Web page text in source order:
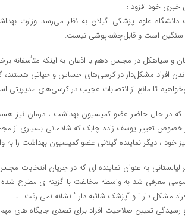
خبری خود افزود :
علوم پزشکی گیلان به نظر می‌رسد وزارت
سنگین است و قابل‌چشم‌پوشی نیست.
و سیاهکل در مجلس دهم با اذعان به اینکه متأسفانه
افراد مشکل‌دار در کرسی‌های حساس و حیاتی هستند،
تا مانع از انتصابات عجیب در کرسی‌های مدیریتی
که در حال حاضر عضو کمیسیون بهداشت ، درمان نیز
خصوص تغییر یوسف زاده چابک که شادمانی بسیاری از
خود ، دیگر نماینده گیلانی عضو کمیسیون بهداشت را
به عنوان نماینده ای که در جریان انتخابات
معرفی شد به واسطه مخالفت با گزینه ی مطرح شده
مشکل دار ” و “پزشک شائبه دار ” نشانه نمی رفت . !
رسیدگی تعیین صلاحیت افراد برای تصدی جایگاه های